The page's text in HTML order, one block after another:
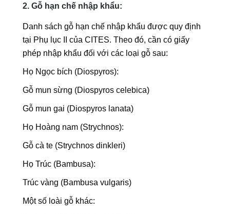
2. Gỗ hạn chế nhập khẩu:
Danh sách gỗ hạn chế nhập khẩu được quy định
tại Phụ lục II của CITES. Theo đó, cần có giấy
phép nhập khẩu đối với các loại gỗ sau:
Họ Ngọc bích (Diospyros):
Gỗ mun sừng (Diospyros celebica)
Gỗ mun gai (Diospyros lanata)
Họ Hoàng nam (Strychnos):
Gỗ cà te (Strychnos dinkleri)
Họ Trúc (Bambusa):
Trúc vàng (Bambusa vulgaris)
Một số loài gỗ khác: